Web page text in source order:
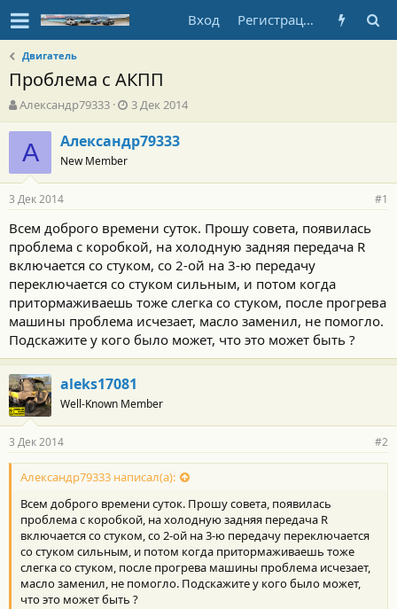
Вход Регистрация
Двигатель
Проблема с АКПП
А
в
т
о
т
е
м
ы
Александр79333
Д
а
т
а
а
а
л
а
3 Дек 2014
А Александр79333
New Member
3 Дек 2014 #1
Всем доброго времени суток. Прошу совета, появилась
проблема с коробкой, на холодную задняя передача R
включается со стуком, со 2-ой на 3-ю передачу
переключается со стуком сильным, и потом когда
притормаживаешь тоже слегка со стуком, после прогрева
машины проблема исчезает, масло заменил, не помогло.
Подскажите у кого было может, что это может быть ?
aleks17081
Well-Known Member
3 Дек 2014 #2
Александр79333 написал(а):
Всем доброго времени суток. Прошу совета, появилась
проблема с коробкой, на холодную задняя передача R
включается со стуком, со 2-ой на 3-ю передачу переключается
со стуком сильным, и потом когда притормаживаешь тоже
слегка со стуком, после прогрева машины проблема исчезает,
масло заменил, не помогло. Подскажите у кого было может,
что это может быть ?